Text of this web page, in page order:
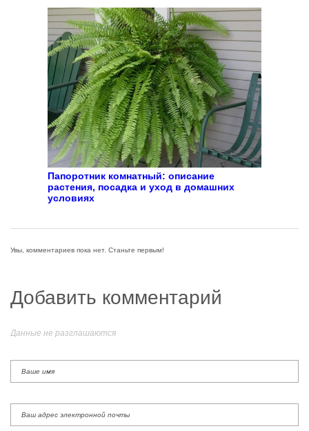
Папоротник комнатный: описание
растения, посадка и уход в домашних
условиях
Увы, комментариев пока нет. Станьте первым!
Добавить комментарий
Данные не разглашаются